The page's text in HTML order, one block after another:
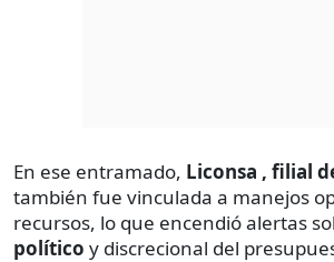
En ese entramado, Liconsa , filial
también fue vinculada a manejos
recursos, lo que encendió alertas
político y discrecional del